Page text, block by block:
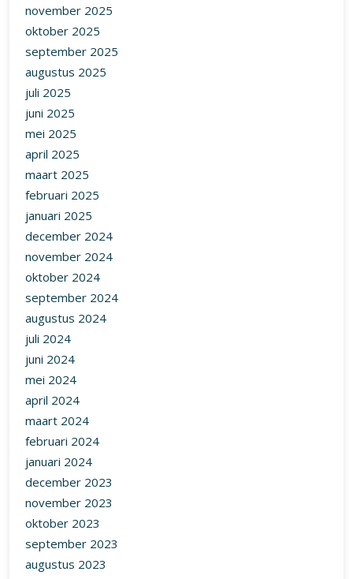
november 2025
oktober 2025
september 2025
augustus 2025
juli 2025
juni 2025
mei 2025
april 2025
maart 2025
februari 2025
januari 2025
december 2024
november 2024
oktober 2024
september 2024
augustus 2024
juli 2024
juni 2024
mei 2024
april 2024
maart 2024
februari 2024
januari 2024
december 2023
november 2023
oktober 2023
september 2023
augustus 2023